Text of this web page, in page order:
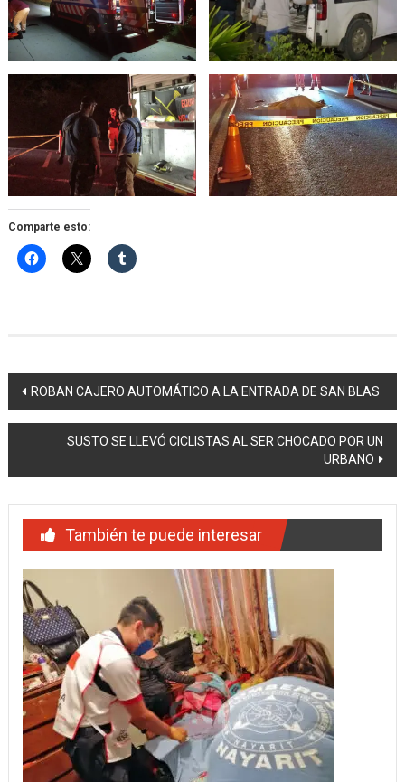
Comparte esto:
Navegación
de
entradas
ROBAN CAJERO AUTOMÁTICO A LA ENTRADA DE SAN BLAS
SUSTO SE LLEVÓ CICLISTAS AL SER CHOCADO POR UN
URBANO
También te puede interesar